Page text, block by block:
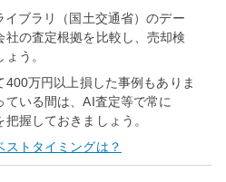
ブラリ（国土交通省）のデー
社の査定根拠を比較し、売却検
う。
万円以上損した事例もありま
いる間は、AI査定等で常に
把握しておきましょう。
ストタイミングは？